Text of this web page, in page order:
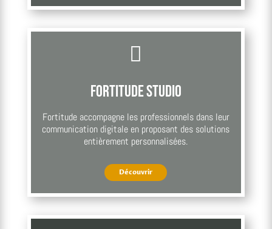

Fortitude Studio
Fortitude accompagne les professionnels dans leur
communication digitale en proposant des solutions
entièrement personnalisées.
Découvrir